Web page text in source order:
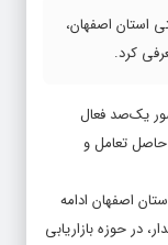
استان اصفهان،
کرد.
یک‌صد فعال
حاصل تعامل و
اصفهان ادامه
در حوزه بازاریابی